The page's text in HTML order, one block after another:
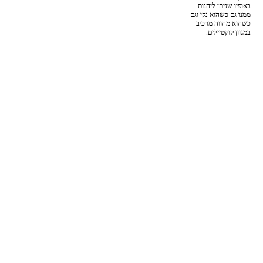
באופיו שניתן ליהנות
ממנו גם כשהוא נקי וגם
כשהוא מהווה מרכיב
במגוון קוקטיילים.